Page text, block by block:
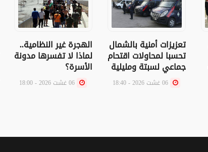
تعزيزات أمنية بالشمال
تحسبا لمحاولات اقتحام
جماعي لسبتة ومليلية
الهجرة غير النظامية..
لماذا لا تفسرها مدونة
الأسرة؟